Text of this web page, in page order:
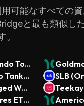
可能なすべての資
と最も類似し
。
Tok
up
d
Tanke
SLB
ed)
WE
ndo
ETF